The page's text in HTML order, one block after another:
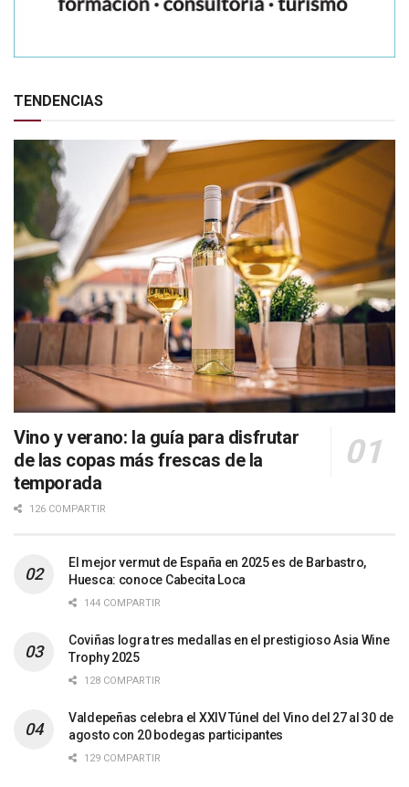
TENDENCIAS
Vino y verano: la guía para disfrutar
de las copas más frescas de la
temporada
126 COMPARTIR
El mejor vermut de España en 2025 es de Barbastro,
Huesca: conoce Cabecita Loca
144 COMPARTIR
Coviñas logra tres medallas en el prestigioso Asia Wine
Trophy 2025
128 COMPARTIR
Valdepeñas celebra el XXIV Túnel del Vino del 27 al 30 de
agosto con 20 bodegas participantes
129 COMPARTIR